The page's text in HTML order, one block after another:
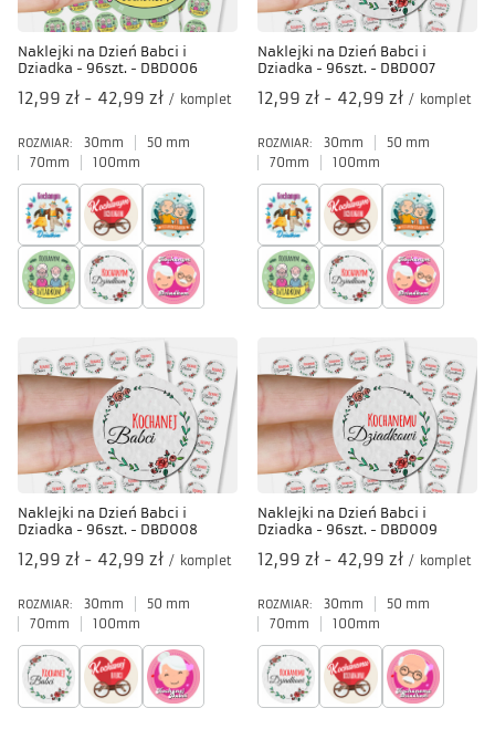
Naklejki na Dzień Babci i
Dziadka - 96szt. - DBD006
od
12,99 zł - do
42,99 zł / komplet
ROZMIAR: 30mm
50 mm
70mm
100mm
Naklejki na Dzień Babci i
Dziadka - 96szt. - DBD007
od
12,99 zł - do
42,99 zł / komplet
ROZMIAR: 30mm
50 mm
70mm
100mm
Naklejki na Dzień Babci i
Dziadka - 96szt. - DBD008
od
12,99 zł - do
42,99 zł / komplet
ROZMIAR: 30mm
50 mm
70mm
100mm
Naklejki na Dzień Babci i
Dziadka - 96szt. - DBD009
od
12,99 zł - do
42,99 zł / komplet
ROZMIAR: 30mm
50 mm
70mm
100mm